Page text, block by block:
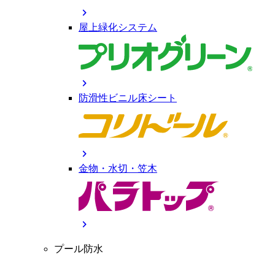
chevron_right
屋上緑化システム
chevron_right
防滑性ビニル床シート
chevron_right
金物・水切・笠木
chevron_right
プール防水